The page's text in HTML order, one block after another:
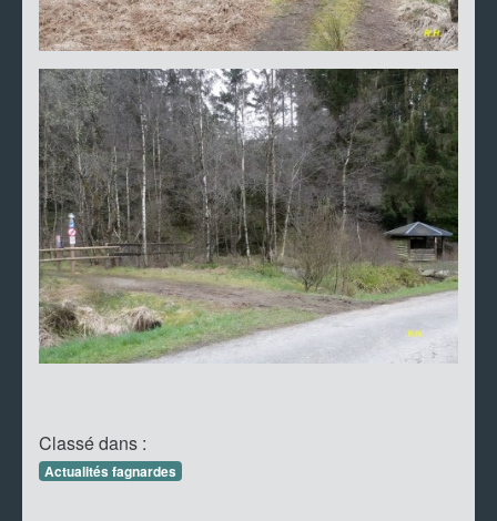
Classé dans :
Actualités fagnardes